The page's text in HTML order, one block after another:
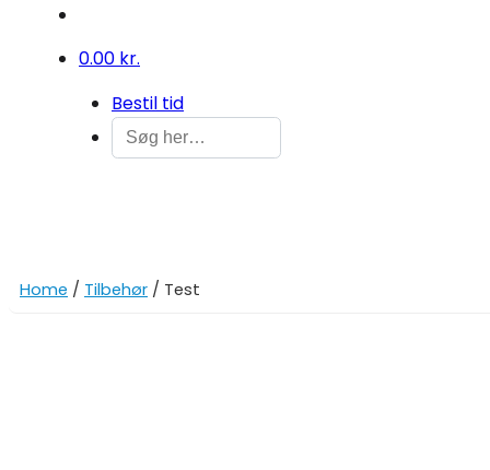
0.00 kr.
Bestil tid
Home / Tilbehør / Test